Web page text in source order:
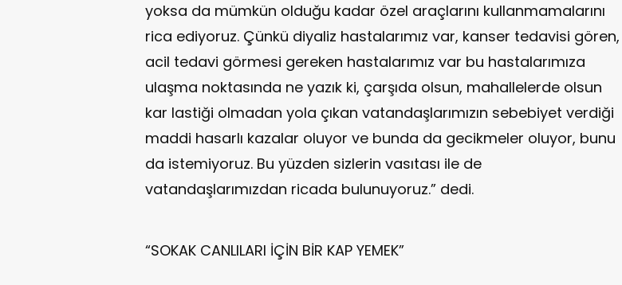
yoksa da mümkün olduğu kadar özel araçlarını kullanmamalarını
rica ediyoruz. Çünkü diyaliz hastalarımız var, kanser tedavisi gören,
acil tedavi görmesi gereken hastalarımız var bu hastalarımıza
ulaşma noktasında ne yazık ki, çarşıda olsun, mahallelerde olsun
kar lastiği olmadan yola çıkan vatandaşlarımızın sebebiyet verdiği
maddi hasarlı kazalar oluyor ve bunda da gecikmeler oluyor, bunu
da istemiyoruz. Bu yüzden sizlerin vasıtası ile de
vatandaşlarımızdan ricada bulunuyoruz.” dedi.
“SOKAK CANLILARI İÇİN BİR KAP YEMEK”